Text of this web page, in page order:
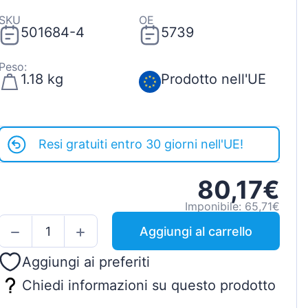
501684-4
OE
5739
1.18 kg Prodotto nell'UE
Resi gratuiti entro 30 giorni nell'UE!
80,17€
Imponibile: 65,71€
Aggiungi al carrello
Aggiungi ai preferiti
Chiedi informazioni su questo prodotto